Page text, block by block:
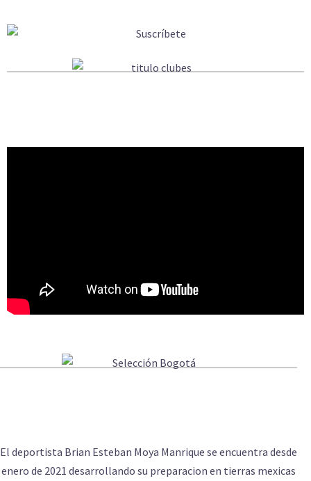
El deportista Brian Esteban Moya Manrique se encuentra desde
enero de 2021 desarrollando su preparacion en tierras mexicas